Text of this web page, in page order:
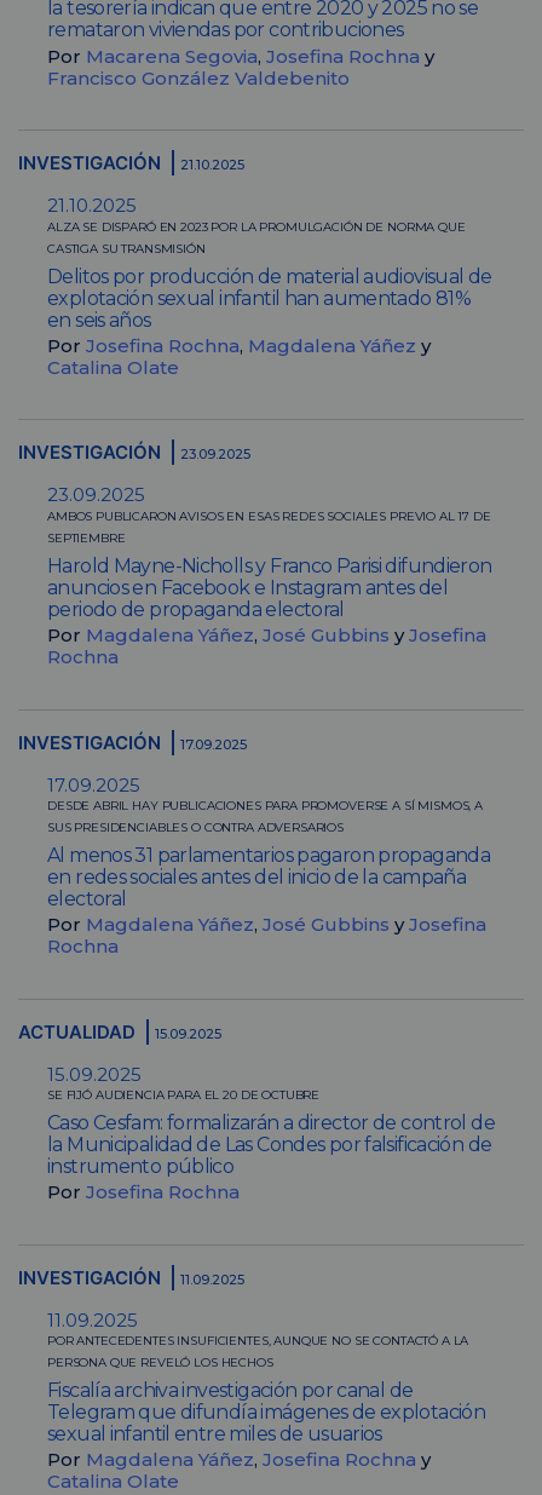
la tesorería indican que entre 2020 y 2025 no se
remataron viviendas por contribuciones
Por Macarena Segovia, Josefina Rochna y
Francisco González Valdebenito
INVESTIGACIÓN 21.10.2025
21.10.2025
ALZA SE DISPARÓ EN 2023 POR LA PROMULGACIÓN DE NORMA QUE
CASTIGA SU TRANSMISIÓN
Delitos por producción de material audiovisual de
explotación sexual infantil han aumentado 81%
en seis años
Por Josefina Rochna, Magdalena Yáñez y
Catalina Olate
INVESTIGACIÓN 23.09.2025
23.09.2025
AMBOS PUBLICARON AVISOS EN ESAS REDES SOCIALES PREVIO AL 17 DE
SEPTIEMBRE
Harold Mayne-Nicholls y Franco Parisi difundieron
anuncios en Facebook e Instagram antes del
periodo de propaganda electoral
Por Magdalena Yáñez, José Gubbins yJosefina
Rochna
INVESTIGACIÓN 17.09.2025
17.09.2025
DESDE ABRIL HAY PUBLICACIONES PARA PROMOVERSE A SÍ MISMOS, A
SUS PRESIDENCIABLES O CONTRA ADVERSARIOS
Al menos 31 parlamentarios pagaron propaganda
en redes sociales antes del inicio de la campaña
electoral
Por Magdalena Yáñez, José Gubbins yJosefina
Rochna
ACTUALIDAD 15.09.2025
15.09.2025
SE FIJÓ AUDIENCIA PARA EL 20 DE OCTUBRE
Caso Cesfam: formalizarán a director de control de
la Municipalidad de Las Condes por falsificación de
instrumento público
Por Josefina Rochna
INVESTIGACIÓN 11.09.2025
11.09.2025
POR ANTECEDENTES INSUFICIENTES, AUNQUE NO SE CONTACTÓ A LA
PERSONA QUE REVELÓ LOS HECHOS
Fiscalía archiva investigación por canal de
Telegram que difundía imágenes de explotación
sexual infantil entre miles de usuarios
Por Magdalena Yáñez, Josefina Rochna y
Catalina Olate